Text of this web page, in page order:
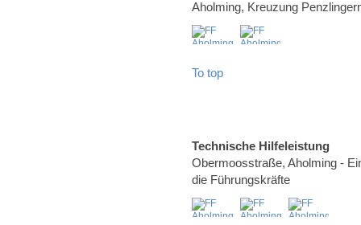
Aholming, Kreuzung
To top
Technische Hilfeleistung
Obermoosstraße, Aholming -
die Führungskräfte